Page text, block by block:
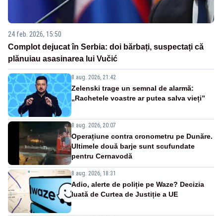
24 feb. 2026, 15:50
Complot dejucat în Serbia: doi bărbați, suspectați că
plănuiau asasinarea lui Vučić
8 aug. 2026, 21:42
Zelenski trage un semnal de alarmă:
„Rachetele voastre ar putea salva vieți”
8 aug. 2026, 20:07
Operațiune contra cronometru pe Dunăre.
Ultimele două barje sunt scufundate
pentru Cernavodă
8 aug. 2026, 18:31
Adio, alerte de poliție pe Waze? Decizia
luată de Curtea de Justiție a UE